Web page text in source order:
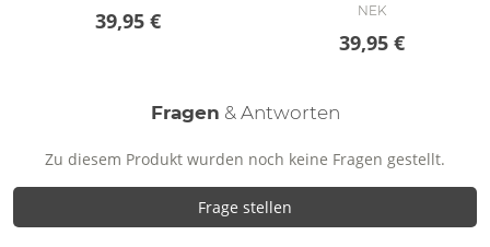
39,95 € NEK
39,95 €
Fragen & Antworten
Zu diesem Produkt wurden noch keine Fragen gestellt.
Frage stellen